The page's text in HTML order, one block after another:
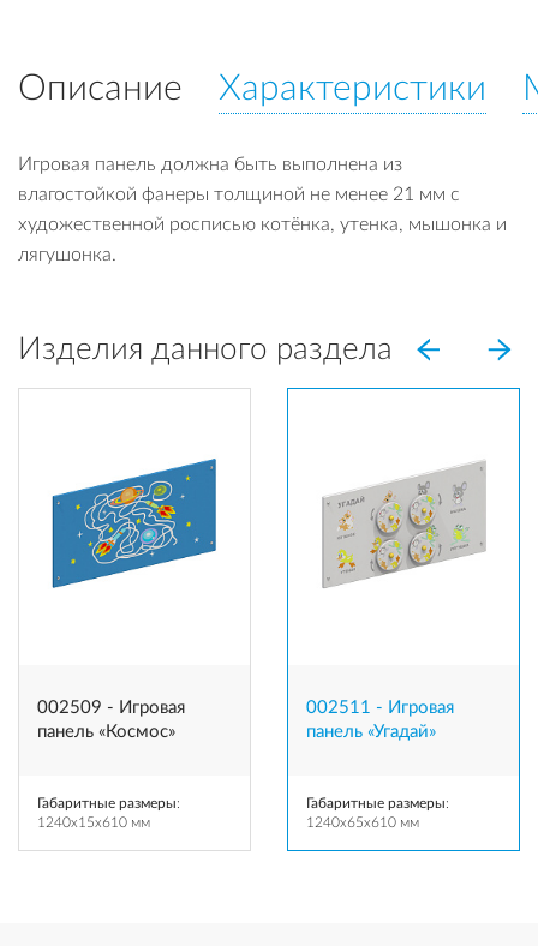
Описание Характеристики
Игровая панель должна быть выполнена из
влагостойкой фанеры толщиной не менее 21 мм с
художественной росписью котёнка, утенка, мышонка и
лягушонка.
Изделия данного раздела
002509 - Игровая
панель «Космос»
Габаритные размеры:
1240x15x610 мм
002511 - Игровая
панель «Угадай»
Габаритные размеры:
1240x65x610 мм